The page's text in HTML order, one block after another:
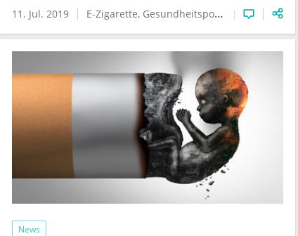
11. Jul. 2019 E-Zigarette Gesundheitspolitik Rauchen
News